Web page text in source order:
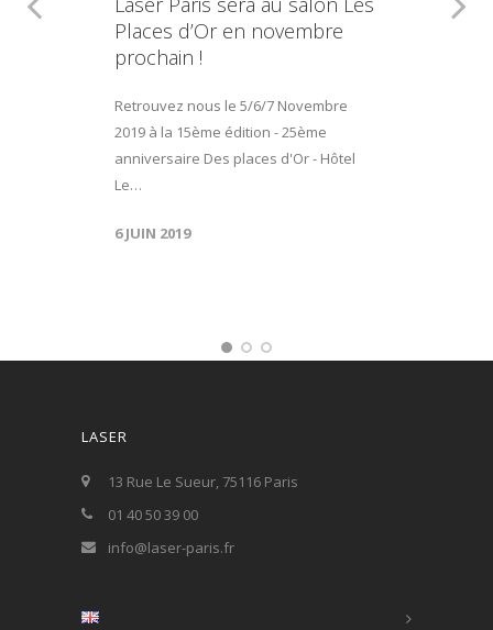
Places d’Or en novembre
prochain !
Retrouvez nous le 5/6/7 Novembre
2019 à la 15ème édition - 25ème
anniversaire Des places d'Or - Hôtel
Le…
6 JUIN 2019
LASER
13 Rue Le Sueur, 75116 Paris
01 40 50 39 00
info@laser-paris.fr